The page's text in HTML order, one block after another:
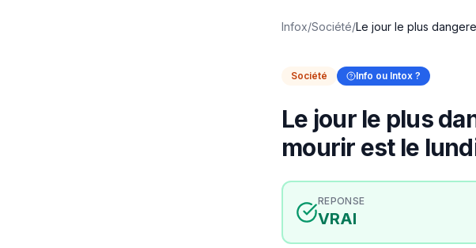
Infox/Société/Le jour le plus
Société Info ou Intox ?
Le jour le plus
mourir est le
REPONSE
VRAI